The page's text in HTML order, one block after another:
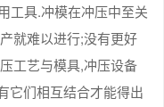
工具.冲模在冲压中至关
就难以进行;没有更好
工艺与模具,冲压设备
它们相互结合才能得出